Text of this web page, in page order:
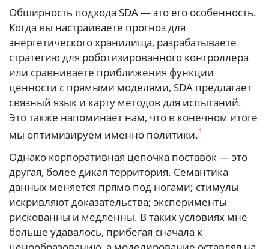
Обширность подхода SDA — это его особенность.
Когда вы настраиваете прогноз для
энергетического хранилища, разрабатываете
стратегию для роботизированного контроллера
или сравниваете приближения функции
ценности с прямыми моделями, SDA предлагает
связный язык и карту методов для испытаний.
Это также напоминает нам, что в конечном итоге
мы оптимизируем именно политики.1
Однако корпоративная цепочка поставок — это
другая, более дикая территория. Семантика
данных меняется прямо под ногами; стимулы
искривляют доказательства; эксперименты
рискованны и медленны. В таких условиях мне
больше удавалось, прибегая сначала к